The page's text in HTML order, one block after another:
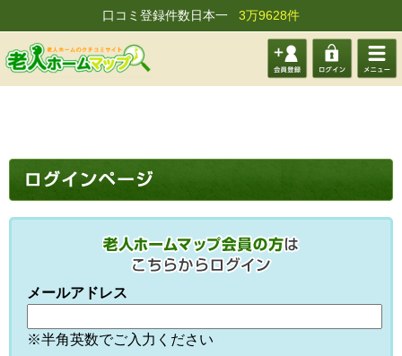
口コミ登録件数日本一 3万9628件
会員登 ログイ メニュ
メールアドレス
※半角英数でご入力ください